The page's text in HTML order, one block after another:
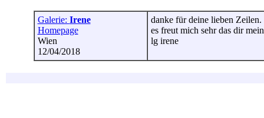
Galerie: Irene
Homepage
Wien
12/04/2018
danke für deine lieben Zeilen.
es freut mich sehr das dir
lg irene